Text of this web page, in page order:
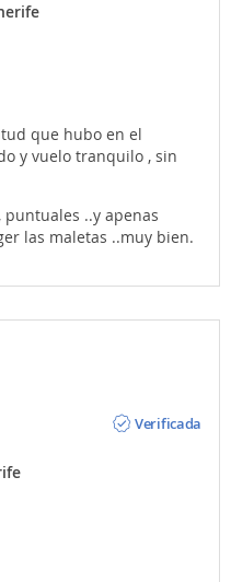
que hubo en el
y vuelo tranquilo , sin
puntuales ..y apenas
las maletas ..muy bien.
Verificada